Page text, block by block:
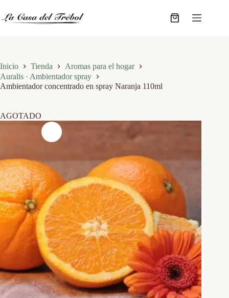
contenido
Carro
Inicio Tienda
Aromas para el hogar
Auralis · Ambientador spray
Ambientador concentrado en spray Naranja 110ml
AGOTADO